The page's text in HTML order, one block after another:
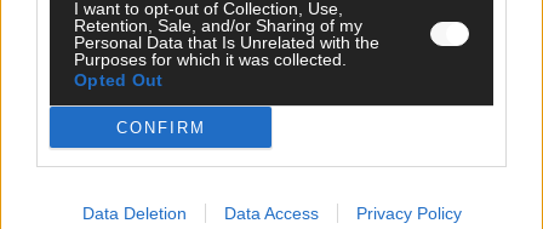
I want to opt-out of Collection, Use,
Retention, Sale, and/or Sharing of my
Personal Data that Is Unrelated with the
Purposes for which it was collected.
Opted Out
CONFIRM
Data Deletion Data Access Privacy Policy
KOMMENTAR
Wer zahlt, steht im Finale – ist das beim ESC wirklich fair?
EXTRA
Abend in Bildern